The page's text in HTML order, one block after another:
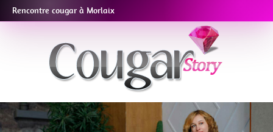
Rencontre cougar à Morlaix